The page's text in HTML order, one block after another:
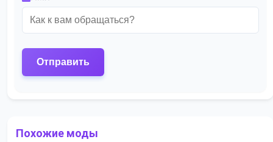
Похожие моды